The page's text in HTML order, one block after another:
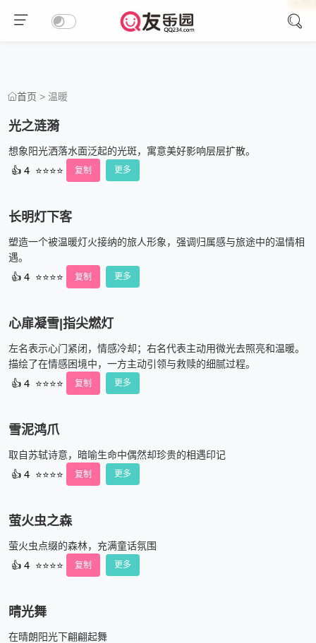
首页 > 温暖
光之涟漪
想象阳光洒落水面泛起的光斑，寓意美好影响层层扩散。
👍 4 ⭐⭐⭐⭐ 复制 更多
长明灯下客
塑造一个被温暖灯火接纳的旅人形象，强调归属感与旅途中的温情相
遇。
👍 4 ⭐⭐⭐⭐ 复制 更多
心扉凝雪|指尖燃灯
左名表示心门紧闭，情感冷却；右名代表主动用微光去照亮和温暖。
描绘了在情感困境中，一方主动引领与救赎的细腻过程。
👍 4 ⭐⭐⭐⭐ 复制 更多
雪泥鸿爪
取自苏轼诗意，暗喻生命中偶然却珍贵的相遇印记
👍 4 ⭐⭐⭐⭐ 复制 更多
萤火虫之森
萤火虫点缀的森林，充满童话氛围
👍 4 ⭐⭐⭐⭐ 复制 更多
晴光舞
在晴朗阳光下翩翩起舞